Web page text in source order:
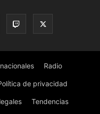
Radio
de privacidad
Tendencias